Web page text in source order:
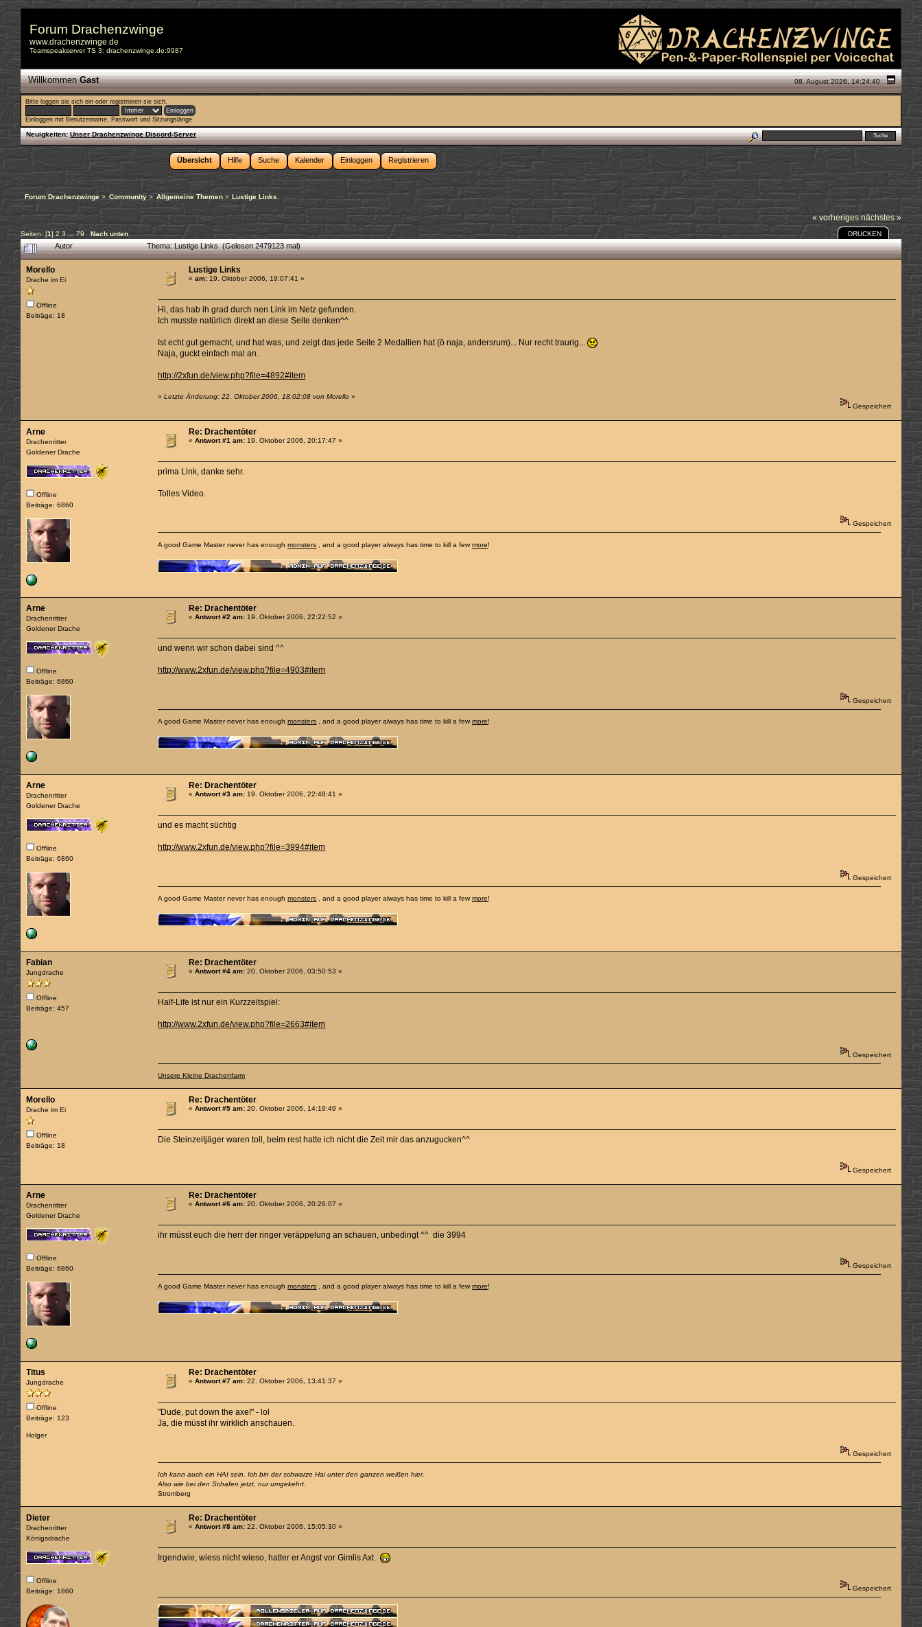
Forum Drachenzwinge
www.drachenzwinge.de
Teamspeakserver TS 3: drachenzwinge.de:9987
08. August 2026, 14:24:40
WillkommenGast
Bitte loggen sie sich ein oderregistrieren sie sich.
Einloggen mit Benutzername, Passwort und Sitzungslänge
Neuigkeiten: Unser Drachenzwinge Discord-Server
Übersicht Hilfe Suche Kalender Einloggen Registrieren
Forum Drachenzwinge > Community> Allgemeine Themen> Lustige Links
« vorheriges nächstes »
Seiten: [1] 2 3 ... 79 Nach unten DRUCKEN
Autor Thema: Lustige Links (Gelesen 2479123 mal)
Morello
Drache im Ei
Offline
Beiträge: 18
Lustige Links
«am: 19. Oktober 2006, 19:07:41 »
Hi, das hab ih grad durch nen Link im Netz gefunden.
Ich musste natürlich direkt an diese Seite denken^^
Ist echt gut gemacht, und hat was, und zeigt das jede Seite 2 Medallien hat (ö naja, andersrum)... Nur recht traurig...
Naja, guckt einfach mal an.
http://2xfun.de/view.php?file=4892#item
«Letzte Änderung: 22. Oktober 2006, 18:02:08 von Morello »
Gespeichert
Arne
Drachenritter
Goldener Drache
Offline
Beiträge: 6860
Re: Drachentöter
«Antwort #1 am: 19. Oktober 2006, 20:17:47 »
prima Link, danke sehr.
Tolles Video.
Gespeichert
A good Game Master never has enoughmonsters , and a good player always has time to kill a fewmore!
Arne
Drachenritter
Goldener Drache
Offline
Beiträge: 6860
Re: Drachentöter
«Antwort #2 am: 19. Oktober 2006, 22:22:52 »
und wenn wir schon dabei sind ^^
http://www.2xfun.de/view.php?file=4903#item
Gespeichert
A good Game Master never has enoughmonsters , and a good player always has time to kill a fewmore!
Arne
Drachenritter
Goldener Drache
Offline
Beiträge: 6860
Re: Drachentöter
«Antwort #3 am: 19. Oktober 2006, 22:48:41 »
und es macht süchtig
http://www.2xfun.de/view.php?file=3994#item
Gespeichert
A good Game Master never has enoughmonsters , and a good player always has time to kill a fewmore!
Fabian
Jungdrache
Offline
Beiträge: 457
Re: Drachentöter
«Antwort #4 am: 20. Oktober 2006, 03:50:53 »
Half-Life ist nur ein Kurzzeitspiel:
http://www.2xfun.de/view.php?file=2663#item
Gespeichert
Unsere Kleine Drachenfarm
Morello
Drache im Ei
Offline
Beiträge: 18
Re: Drachentöter
«Antwort #5 am: 20. Oktober 2006, 14:19:49 »
Die Steinzeitjäger waren toll, beim rest hatte ich nicht die Zeit mir das anzugucken^^
Gespeichert
Arne
Drachenritter
Goldener Drache
Offline
Beiträge: 6860
Re: Drachentöter
«Antwort #6 am: 20. Oktober 2006, 20:26:07 »
ihr müsst euch die herr der ringer veräppelung an schauen, unbedingt ^^ die 3994
Gespeichert
A good Game Master never has enoughmonsters , and a good player always has time to kill a fewmore!
Titus
Jungdrache
Offline
Beiträge: 123
Holger
Re: Drachentöter
«Antwort #7 am: 22. Oktober 2006, 13:41:37 »
"Dude, put down the axe!" - lol
Ja, die müsst ihr wirklich anschauen.
Gespeichert
Ich kann auch ein HAI sein. Ich bin der schwarze Hai unter den ganzen weißen hier.
Also wie bei den Schafen jetzt, nur umgekehrt.
Stromberg
Dieter
Drachenritter
Königsdrache
Offline
Beiträge: 1860
Re: Drachentöter
«Antwort #8 am: 22. Oktober 2006, 15:05:30 »
Irgendwie, wiess nicht wieso, hatter er Angst vor Gimlis Axt.
Gespeichert